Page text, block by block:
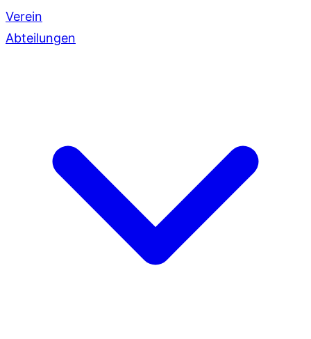
Verein
Abteilungen